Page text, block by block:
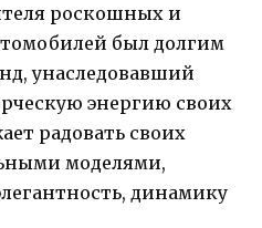
роскошных и
был долгим
унаследовавший
энергию своих
радовать своих
моделями,
динамику